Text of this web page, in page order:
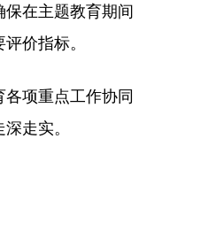
在主题教育期间
价指标。
项重点工作协同
走实。